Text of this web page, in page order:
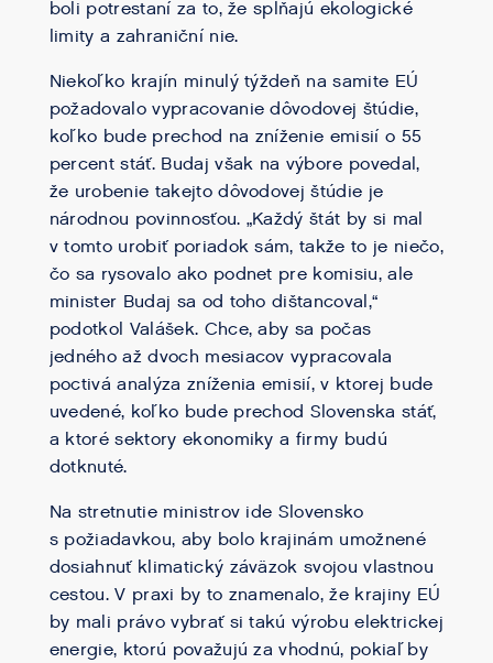
boli potrestaní za to, že spĺňajú ekologické
limity a zahraniční nie.
Niekoľko krajín minulý týždeň na samite EÚ
požadovalo vypracovanie dôvodovej štúdie,
koľko bude prechod na zníženie emisií o 55
percent stáť. Budaj však na výbore povedal,
že urobenie takejto dôvodovej štúdie je
národnou povinnosťou. „Každý štát by si mal
v tomto urobiť poriadok sám, takže to je niečo,
čo sa rysovalo ako podnet pre komisiu, ale
minister Budaj sa od toho dištancoval,“
podotkol Valášek. Chce, aby sa počas
jedného až dvoch mesiacov vypracovala
poctivá analýza zníženia emisií, v ktorej bude
uvedené, koľko bude prechod Slovenska stáť,
a ktoré sektory ekonomiky a firmy budú
dotknuté.
Na stretnutie ministrov ide Slovensko
s požiadavkou, aby bolo krajinám umožnené
dosiahnuť klimatický záväzok svojou vlastnou
cestou. V praxi by to znamenalo, že krajiny EÚ
by mali právo vybrať si takú výrobu elektrickej
energie, ktorú považujú za vhodnú, pokiaľ by